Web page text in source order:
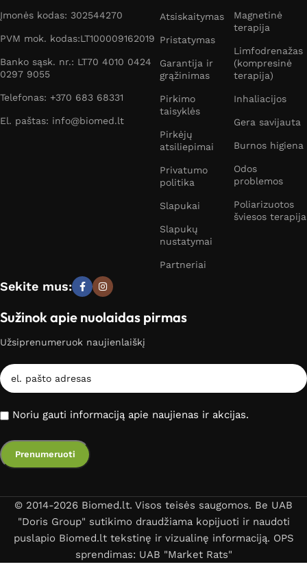
Įmonės kodas: 302544270
PVM mok. kodas:LT100009162019
Banko sąsk. nr.: LT70 4010 0424
0297 9055
Telefonas: +370 683 68331
El. paštas: info@biomed.lt
Atsiskaitymas
Pristatymas
Garantija ir
grąžinimas
Pirkimo
taisyklės
Pirkėjų
atsiliepimai
Privatumo
politika
Slapukai
Slapukų
nustatymai
Partneriai
Magnetinė
terapija
Limfodrenažas
(kompresinė
terapija)
Inhaliacijos
Gera savijauta
Burnos higiena
Odos
problemos
Poliarizuotos
šviesos terapija
Sekite mus:
Sužinok apie nuolaidas pirmas
Užsiprenumeruok naujienlaiškį
Noriu gauti informaciją apie naujienas ir akcijas.
© 2014-2026 Biomed.lt. Visos teisės saugomos. Be UAB
"Doris Group" sutikimo draudžiama kopijuoti ir naudoti
puslapio Biomed.lt tekstinę ir vizualinę informaciją. OPS
sprendimas: UAB "Market Rats"